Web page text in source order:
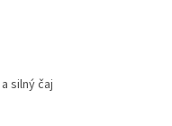
silný čaj